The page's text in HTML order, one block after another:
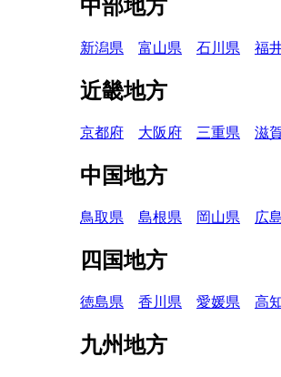
中部地方
新潟県 富山県 石川県 福
近畿地方
京都府 大阪府 三重県 滋
中国地方
鳥取県 島根県 岡山県 広
四国地方
徳島県 香川県 愛媛県 高
九州地方